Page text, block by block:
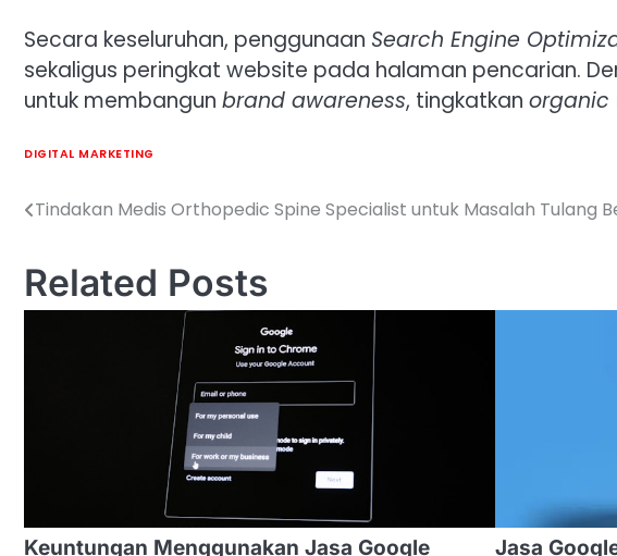
Secara keseluruhan, penggunaan Search Engine
sekaligus peringkat website pada halaman pencarian.
untuk membangun brand awareness, tingkatkan organic
DIGITAL MARKETING
Post
Tindakan Medis Orthopedic Spine Specialist untuk Masalah Tulang
Related Posts
Keuntungan Menggunakan Jasa Google Jasa